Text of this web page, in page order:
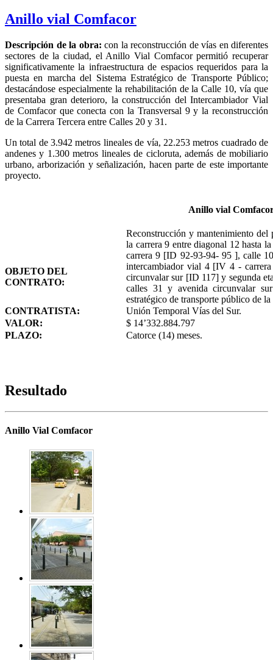
Anillo vial Comfacor
Descripción de la obra: con la reconstrucción de vías en diferentes
sectores de la ciudad, el Anillo Vial Comfacor permitió recuperar
significativamente la infraestructura de espacios requeridos para la
puesta en marcha del Sistema Estratégico de Transporte Público;
destacándose especialmente la rehabilitación de la Calle 10, vía que
presentaba gran deterioro, la construcción del Intercambiador Vial
de Comfacor que conecta con la Transversal 9 y la reconstrucción
de la Carrera Tercera entre Calles 20 y 31.
Un total de 3.942 metros lineales de vía, 22.253 metros cuadrado de
andenes y 1.300 metros lineales de cicloruta, además de mobiliario
urbano, arborización y señalización, hacen parte de este importante
proyecto.
Anillo vial
OBJETO DEL
CONTRATO:
Reconstrucción y mantenimiento
la carrera 9 entre diagonal 12 hasta
carrera 9 [ID 92-93-94- 95 ], calle
intercambiador vial 4 [IV 4 -
circunvalar sur [ID 117] y segunda
calles 31 y avenida circunvalar
estratégico de transporte público de
CONTRATISTA:
Unión Temporal Vías del Sur.
VALOR:
$ 14’332.884.797
PLAZO:
Catorce (14) meses.
Resultado
Anillo Vial Comfacor